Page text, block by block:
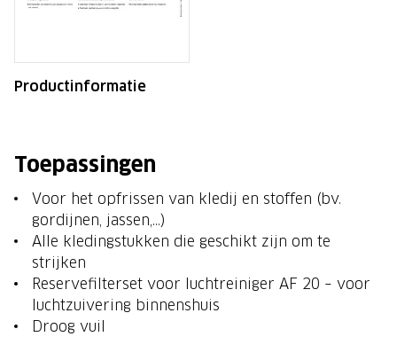
Productinformatie
Toepassingen
Voor het opfrissen van kledij en stoffen (bv.
gordijnen, jassen,…)
Alle kledingstukken die geschikt zijn om te
strijken
Reservefilterset voor luchtreiniger AF 20 – voor
luchtzuivering binnenshuis
Droog vuil